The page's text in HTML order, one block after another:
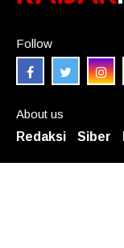
Follow
About us
Redaksi
Siber